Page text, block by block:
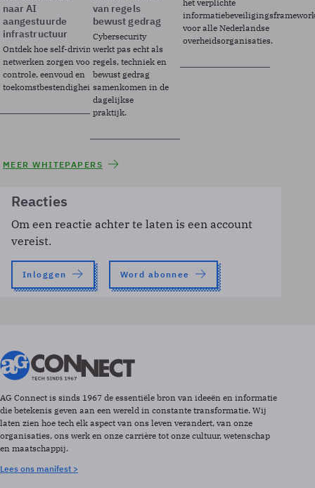
naar AI
aangestuurde
infrastructuur
Ontdek hoe self-driving
netwerken zorgen voor
controle, eenvoud en
toekomstbestendigheid.
van regels
bewust gedrag
Cybersecurity
werkt pas echt als
regels, techniek en
bewust gedrag
samenkomen in de
dagelijkse
praktijk.
het verplichte
voor alle Nederlandse
overheidsorganisaties.
MEER WHITEPAPERS
Reacties
Om een reactie achter te laten is een account
vereist.
Inloggen Word abonnee
AG Connect is sinds 1967 de essentiële bron van ideeën en informatie
die betekenis geven aan een wereld in constante transformatie. Wij
laten zien hoe tech elk aspect van ons leven verandert, van onze
organisaties, ons werk en onze carrière tot onze cultuur, wetenschap
en maatschappij.
Lees ons manifest >